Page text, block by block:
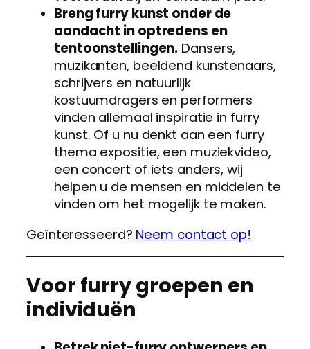
Breng furry kunst onder de
aandacht in optredens en
tentoonstellingen. Dansers,
muzikanten, beeldend kunstenaars,
schrijvers en natuurlijk
kostuumdragers en performers
vinden allemaal inspiratie in furry
kunst. Of u nu denkt aan een furry
thema expositie, een muziekvideo,
een concert of iets anders, wij
helpen u de mensen en middelen te
vinden om het mogelijk te maken.
Geïnteresseerd? Neem contact op!
Voor furry groepen en
individuën